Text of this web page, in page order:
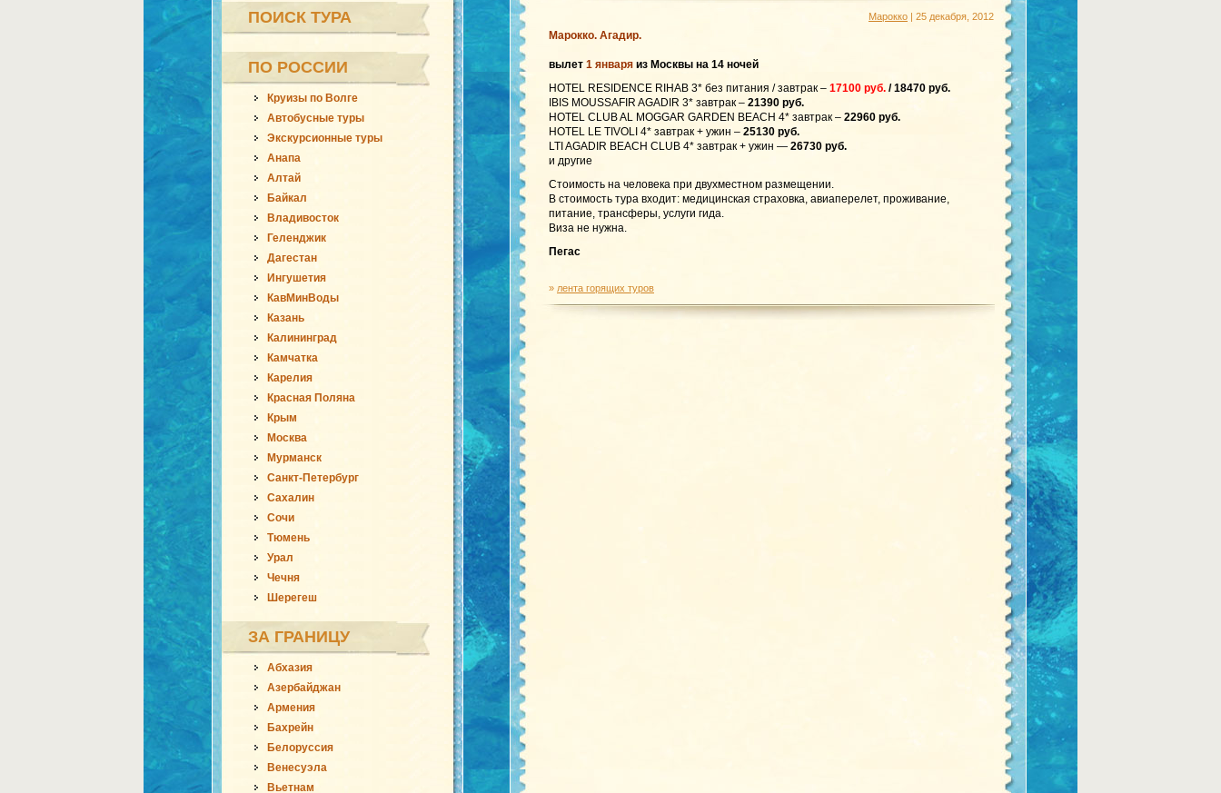
ПОИСК ТУРА
ПО РОССИИ
Круизы по Волге
Автобусные туры
Экскурсионные туры
Анапа
Алтай
Байкал
Владивосток
Геленджик
Дагестан
Ингушетия
КавМинВоды
Казань
Калининград
Камчатка
Карелия
Красная Поляна
Крым
Москва
Мурманск
Санкт-Петербург
Сахалин
Сочи
Тюмень
Урал
Чечня
Шерегеш
ЗА ГРАНИЦУ
Абхазия
Азербайджан
Армения
Бахрейн
Белоруссия
Венесуэла
Вьетнам
Марокко | 25 декабря, 2012
Марокко. Агадир.
вылет 1 января из Москвы на 14 ночей
HOTEL RESIDENCE RIHAB 3* без питания / завтрак – 17100 руб. / 18470 руб.
IBIS MOUSSAFIR AGADIR 3* завтрак – 21390 руб.
HOTEL CLUB AL MOGGAR GARDEN BEACH 4* завтрак – 22960 руб.
HOTEL LE TIVOLI 4* завтрак + ужин – 25130 руб.
LTI AGADIR BEACH CLUB 4* завтрак + ужин — 26730 руб.
и другие
Стоимость на человека при двухместном размещении.
В стоимость тура входит: медицинская страховка, авиаперелет, проживание,
питание, трансферы, услуги гида.
Виза не нужна.
Пегас
» лента горящих туров